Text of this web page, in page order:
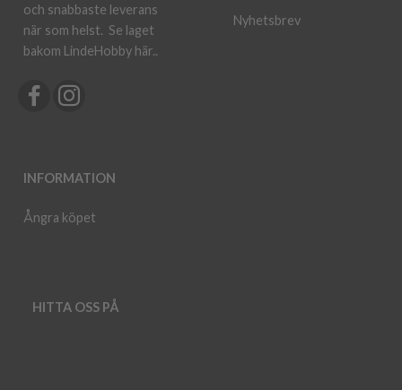
och snabbaste leverans
när som helst. Se laget
bakom LindeHobby här..
INFORMATION
Ångra köpet
Nyhetsbrev
HITTA OSS PÅ